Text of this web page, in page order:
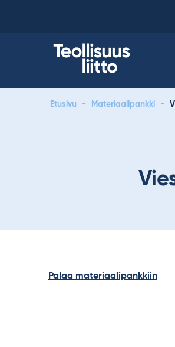
Etusivu - Materiaalipankki -
Palaa materiaalipankkiin